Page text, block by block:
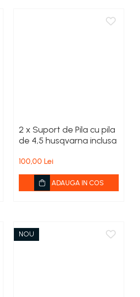
2 x Suport de Pila cu pila
de 4,5 husqvarna inclusa
100,00 Lei
ADAUGA IN COS
NOU